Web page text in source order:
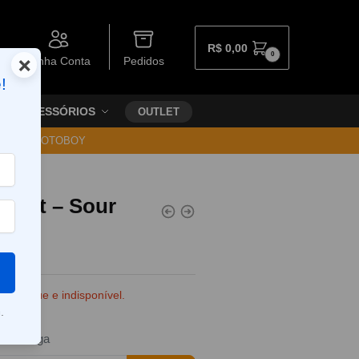
Minha Conta Pedidos
R$ 0,00 0
ACESSÓRIOS OUTLET
VIA MOTOBOY
– Sour
estoque e indisponível.
entrega
×